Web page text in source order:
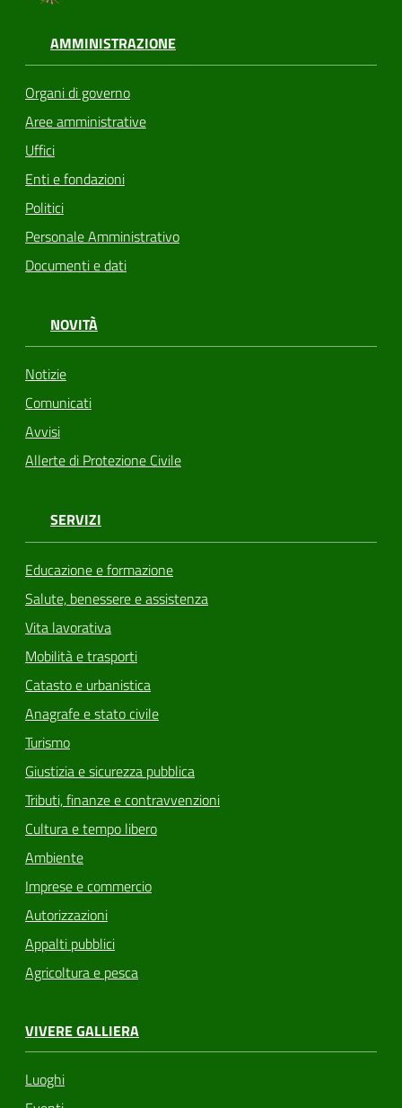
AMMINISTRAZIONE
Organi di governo
Aree amministrative
Uffici
Enti e fondazioni
Politici
Personale Amministrativo
Documenti e dati
NOVITÀ
Notizie
Comunicati
Avvisi
Allerte di Protezione Civile
SERVIZI
Educazione e formazione
Salute, benessere e assistenza
Vita lavorativa
Mobilità e trasporti
Catasto e urbanistica
Anagrafe e stato civile
Turismo
Giustizia e sicurezza pubblica
Tributi, finanze e contravvenzioni
Cultura e tempo libero
Ambiente
Imprese e commercio
Autorizzazioni
Appalti pubblici
Agricoltura e pesca
VIVERE GALLIERA
Luoghi